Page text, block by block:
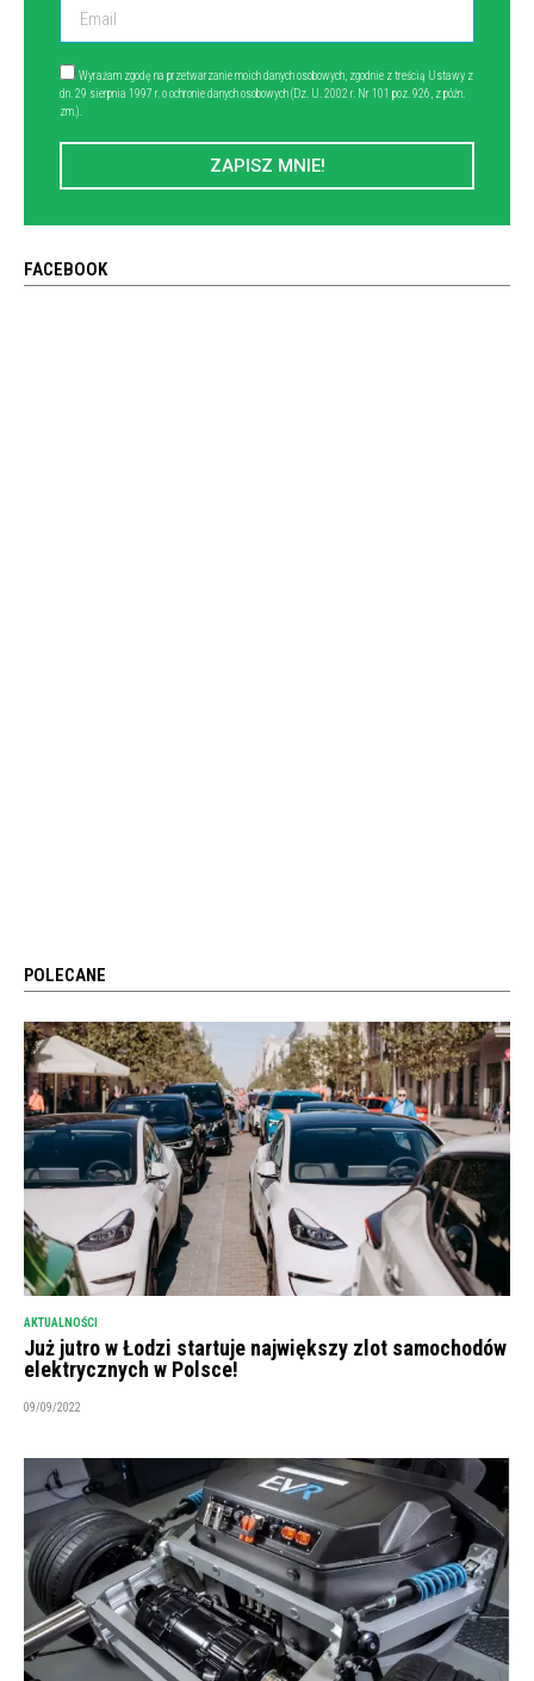
Wyrażam zgodę na przetwarzanie moich danych osobowych, zgodnie z treścią Ustawy z
dn. 29 sierpnia 1997 r. o ochronie danych osobowych (Dz. U. 2002 r. Nr 101 poz. 926, z późn.
zm.).
ZAPISZ MNIE!
FACEBOOK
POLECANE
AKTUALNOŚCI
Już jutro w Łodzi startuje największy zlot samochodów
elektrycznych w Polsce!
09/09/2022